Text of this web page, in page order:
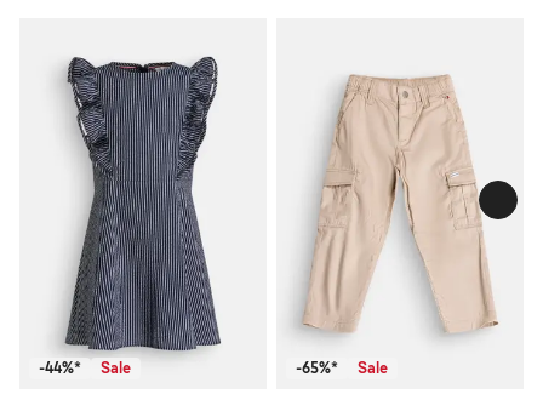
-44%* Sale -65%* Sale